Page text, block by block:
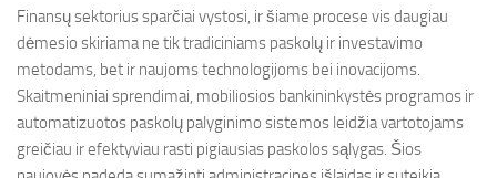
Finansų sektorius sparčiai vystosi, ir šiame procese vis daugiau
dėmesio skiriama ne tik tradiciniams paskolų ir investavimo
metodams, bet ir naujoms technologijoms bei inovacijoms.
Skaitmeniniai sprendimai, mobiliosios bankininkystės programos ir
automatizuotos paskolų palyginimo sistemos leidžia vartotojams
greičiau ir efektyviau rasti pigiausias paskolos sąlygas. Šios